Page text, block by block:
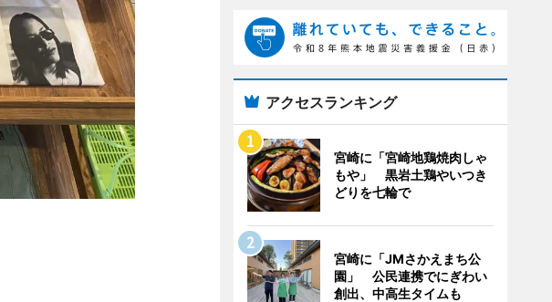
アクセスランキング
宮崎に「宮崎地鶏焼肉しゃ
もや」 黒岩土鶏やいつき
どりを七輪で
宮崎に「JMさかえまち公
園」 公民連携でにぎわい
創出、中高生タイムも